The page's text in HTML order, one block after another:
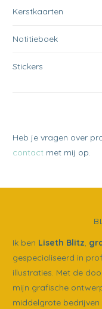
Kerstkaarten
Notitieboek
Stickers
Heb je vragen over
contact met mij op.
Ik ben Liseth Blitz
gespecialiseerd in
illustraties. Met de
mijn grafische
middelgrote